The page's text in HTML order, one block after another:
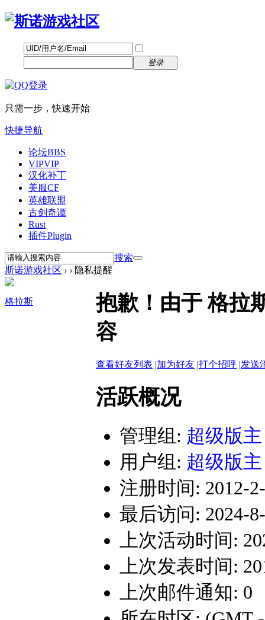
登录
只需一步，快速开始
快捷导航
论坛BBS
VIPVIP
汉化补丁
美服CF
英雄联盟
古剑奇谭
Rust
插件Plugin
搜索
斯诺游戏社区 › › 隐私提醒
格拉斯
抱歉！由于 格拉
容
查看好友列表 |加为好友 |打个招呼 |发送
活跃概况
管理组: 超级版主
用户组: 超级版主
注册时间: 2012-
最后访问: 2024-
上次活动时间:
上次发表时间:
上次邮件通知: 0